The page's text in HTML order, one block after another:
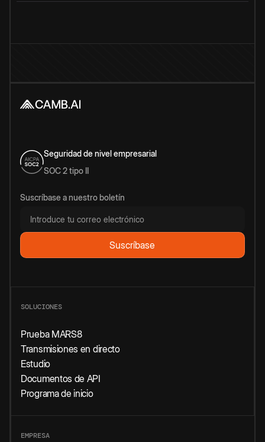
Seguridad de nivel empresarial
SOC 2 tipo II
Suscríbase a nuestro boletín
SOLUCIONES
Prueba MARS8
Transmisiones en directo
Estudio
Documentos de API
Programa de inicio
EMPRESA